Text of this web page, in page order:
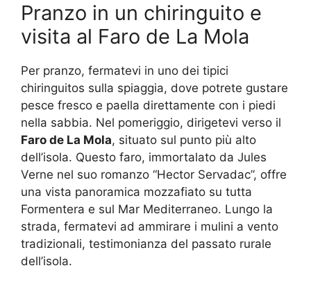
Pranzo in un chiringuito e
visita al Faro de La Mola
Per pranzo, fermatevi in uno dei tipici
chiringuitos sulla spiaggia, dove potrete gustare
pesce fresco e paella direttamente con i piedi
nella sabbia. Nel pomeriggio, dirigetevi verso il
Faro de La Mola, situato sul punto più alto
dell’isola. Questo faro, immortalato da Jules
Verne nel suo romanzo “Hector Servadac”, offre
una vista panoramica mozzafiato su tutta
Formentera e sul Mar Mediterraneo. Lungo la
strada, fermatevi ad ammirare i mulini a vento
tradizionali, testimonianza del passato rurale
dell’isola.